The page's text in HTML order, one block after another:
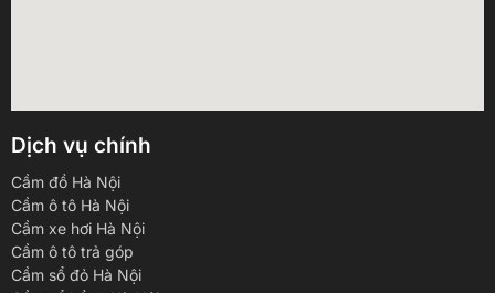
Dịch vụ chính
Cầm đồ Hà Nội
Cầm ô tô Hà Nội
Cầm xe hơi Hà Nội
Cầm ô tô trả góp
Cầm sổ đỏ Hà Nội